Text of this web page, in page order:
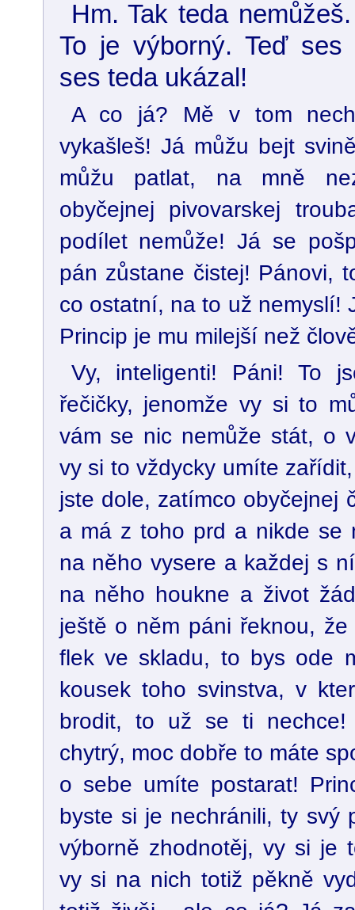
Hm. Tak teda
To je výborný. Teď ses
ses teda ukázal!
A co já? Mě v tom
vykašleš! Já můžu bejt
můžu patlat, na mně
obyčejnej pivovarskej
podílet nemůže! Já se
pán zůstane čistej! Pánovi,
co ostatní, na to už nemyslí!
Princip je mu milejší než
Vy, inteligenti! Páni! To
řečičky, jenomže vy si to
vám se nic nemůže stát, o
vy si to vždycky umíte
jste dole, zatímco obyčejnej
a má z toho prd a nikde se
na něho vysere a každej s
na něho houkne a život
ještě o něm páni řeknou, že
flek ve skladu, to bys ode
kousek toho svinstva, v
brodit, to už se ti
chytrý, moc dobře to máte
o sebe umíte postarat!
byste si je nechránili, ty svý
výborně zhodnotěj, vy si je
vy si na nich totiž pěkně